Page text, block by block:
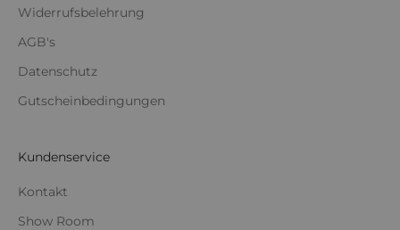
Widerrufsbelehrung
AGB's
Datenschutz
Gutscheinbedingungen
Kundenservice
Kontakt
Show Room